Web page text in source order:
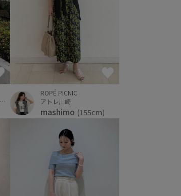
moi salon et ropé 京都高島屋
ROPÉ PICNIC
アトレ川崎
mashimo (155cm)